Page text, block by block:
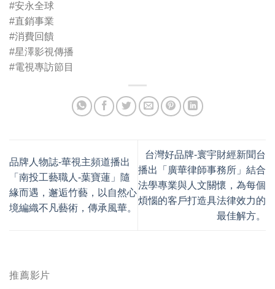
推薦影片
#安永全球
#直銷事業
#消費回饋
#星澤影視傳播
#電視專訪節目
品牌人物誌-華視主頻道播出
「南投工藝職人-葉寶蓮」隨
緣而遇，邂逅竹藝，以自然心
境編織不凡藝術，傳承風華。
台灣好品牌-寰宇財經新聞台
播出「廣華律師事務所」結合
法學專業與人文關懷，為每個
煩惱的客戶打造具法律效力的
最佳解方。